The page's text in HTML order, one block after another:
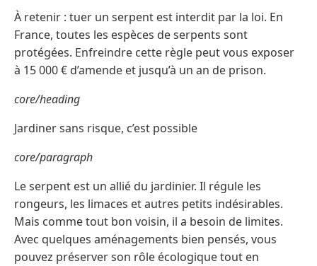
À retenir : tuer un serpent est interdit par la loi. En
France, toutes les espèces de serpents sont
protégées. Enfreindre cette règle peut vous exposer
à 15 000 € d’amende et jusqu’à un an de prison.
core/heading
Jardiner sans risque, c’est possible
core/paragraph
Le serpent est un allié du jardinier. Il régule les
rongeurs, les limaces et autres petits indésirables.
Mais comme tout bon voisin, il a besoin de limites.
Avec quelques aménagements bien pensés, vous
pouvez préserver son rôle écologique tout en